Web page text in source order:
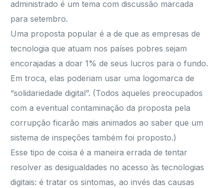
administrado é um tema com discussão marcada
para setembro.
Uma proposta popular é a de que as empresas de
tecnologia que atuam nos países pobres sejam
encorajadas a doar 1% de seus lucros para o fundo.
Em troca, elas poderiam usar uma logomarca de
“solidariedade digital”. (Todos aqueles preocupados
com a eventual contaminação da proposta pela
corrupção ficarão mais animados ao saber que um
sistema de inspeções também foi proposto.)
Esse tipo de coisa é a maneira errada de tentar
resolver as desigualdades no acesso às tecnologias
digitais: é tratar os sintomas, ao invés das causas